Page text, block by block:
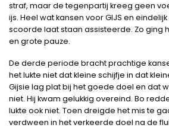
straf, maar de tegenpartij kreeg geen
ijs. Heel wat kansen voor GIJS en
scoorde laat staan assisteerde. Zo ging
en grote pauze.
De derde periode bracht prachtige
het lukte niet dat kleine schijfje in dat
Gijsie lag plat bij het goede doel en dat
niet. Hij kwam gelukkig overeind. Bo
lukte ook niet. Toen dreigde het mis te
verdween in het verkeerde doel na de